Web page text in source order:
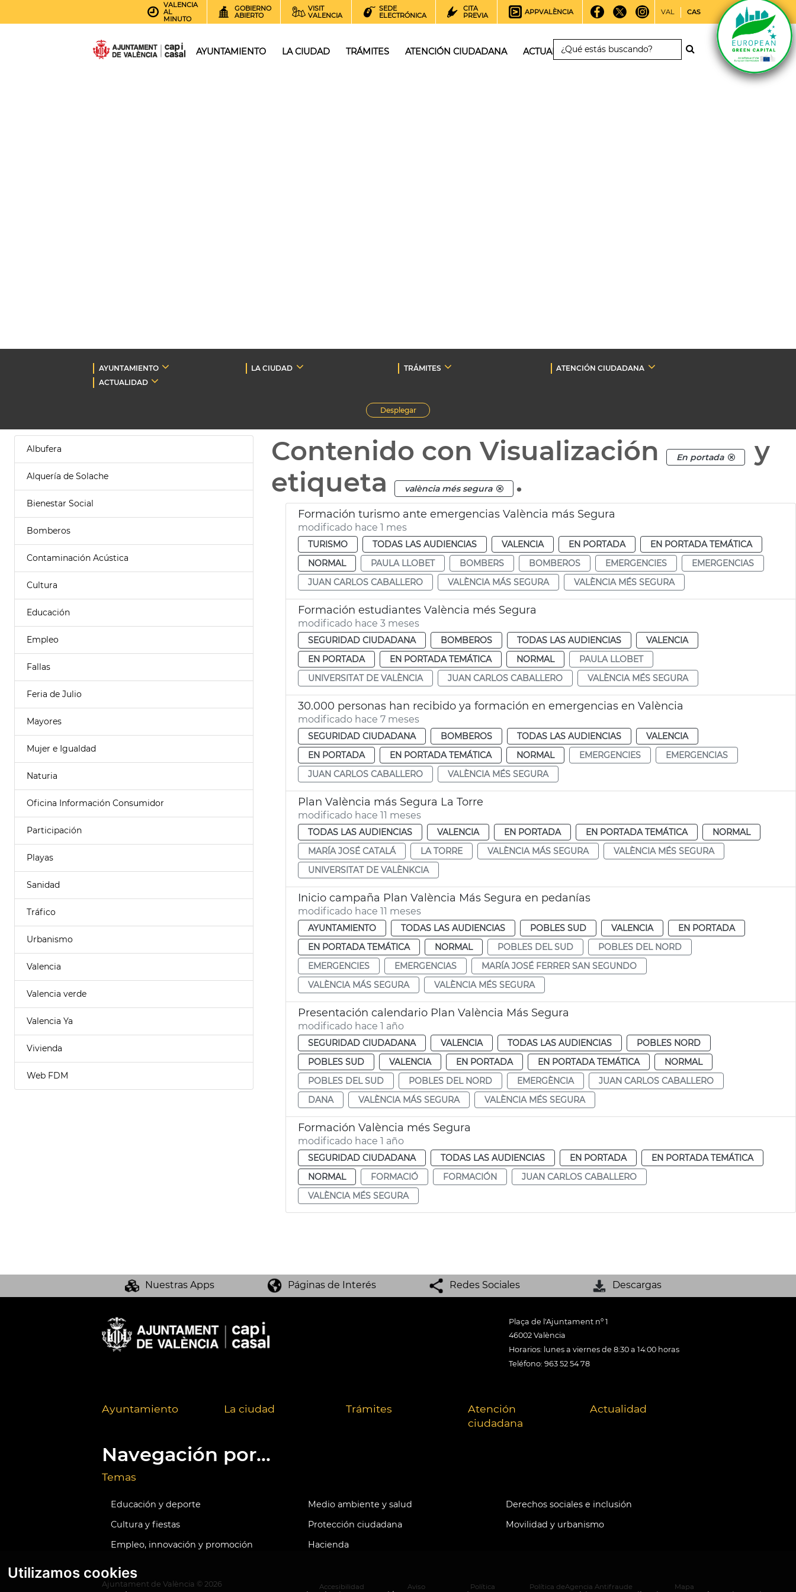
Utilizamos cookies
VALENCIA
AL
MINUTO
GOBIERNO
ABIERTO
VISIT
VALENCIA
SEDE
ELECTRÓNICA
CITA
PREVIA
APPVALÈNCIA VAL CAS
AYUNTAMIENTO LA CIUDAD TRÁMITES ATENCIÓN CIUDADANA ACTUALIDAD
AYUNTAMIENTO LA CIUDAD TRÁMITES
ATENCIÓN CIUDADANA
ACTUALIDAD
Desplegar
Albufera
Alquería de Solache
Bienestar Social
Bomberos
Contaminación Acústica
Cultura
Educación
Empleo
Fallas
Feria de Julio
Mayores
Mujer e Igualdad
Naturia
Oficina Información Consumidor
Participación
Playas
Sanidad
Tráfico
Urbanismo
Valencia
Valencia verde
Valencia Ya
Vivienda
Web FDM
Contenido con Visualización En portada
y
etiqueta
valència més segura .
Formación turismo ante emergencias València más Segura
modificado hace 1 mes
TURISMO TODAS LAS AUDIENCIAS VALENCIA EN PORTADA
EN PORTADA TEMÁTICA
NORMAL
PAULA LLOBET BOMBERS BOMBEROS EMERGENCIES
EMERGENCIAS
JUAN CARLOS CABALLERO
VALÈNCIA MÁS SEGURA VALÈNCIA MÉS SEGURA
Formación estudiantes València més Segura
modificado hace 3 meses
SEGURIDAD CIUDADANA BOMBEROS TODAS LAS AUDIENCIAS
VALENCIA
EN PORTADA
EN PORTADA TEMÁTICA NORMAL
PAULA LLOBET
UNIVERSITAT DE VALÈNCIA
JUAN CARLOS CABALLERO VALÈNCIA MÉS SEGURA
30.000 personas han recibido ya formación en emergencias en València
modificado hace 7 meses
SEGURIDAD CIUDADANA BOMBEROS TODAS LAS AUDIENCIAS
VALENCIA
EN PORTADA
EN PORTADA TEMÁTICA NORMAL EMERGENCIES
EMERGENCIAS
JUAN CARLOS CABALLERO
VALÈNCIA MÉS SEGURA
Plan València más Segura La Torre
modificado hace 11 meses
TODAS LAS AUDIENCIAS VALENCIA EN PORTADA EN PORTADA TEMÁTICA
NORMAL
MARÍA JOSÉ CATALÁ
LA TORRE VALÈNCIA MÁS SEGURA
VALÈNCIA MÉS SEGURA
UNIVERSITAT DE VALÈNKCIA
Inicio campaña Plan València Más Segura en pedanías
modificado hace 11 meses
AYUNTAMIENTO TODAS LAS AUDIENCIAS POBLES SUD VALENCIA
EN PORTADA
EN PORTADA TEMÁTICA
NORMAL POBLES DEL SUD
POBLES DEL NORD
EMERGENCIES
EMERGENCIAS
MARÍA JOSÉ FERRER SAN SEGUNDO
VALÈNCIA MÁS SEGURA
VALÈNCIA MÉS SEGURA
Presentación calendario Plan València Más Segura
modificado hace 1 año
SEGURIDAD CIUDADANA VALENCIA TODAS LAS AUDIENCIAS
POBLES NORD
POBLES SUD
VALENCIA EN PORTADA EN PORTADA TEMÁTICA
NORMAL
POBLES DEL SUD
POBLES DEL NORD EMERGÈNCIA
JUAN CARLOS CABALLERO
DANA
VALÈNCIA MÁS SEGURA VALÈNCIA MÉS SEGURA
Formación València més Segura
modificado hace 1 año
SEGURIDAD CIUDADANA TODAS LAS AUDIENCIAS EN PORTADA
EN PORTADA TEMÁTICA
NORMAL
FORMACIÓ FORMACIÓN
JUAN CARLOS CABALLERO
VALÈNCIA MÉS SEGURA
Nuestras Apps Páginas de Interés Redes Sociales Descargas
Plaça de l'Ajuntament nº 1
46002 València
Horarios: lunes a viernes de 8:30 a 14:00 horas
Teléfono: 963 52 54 78
Ayuntamiento La ciudad Trámites
Atención
ciudadana
Actualidad
Navegación por...
Temas
Educación y deporte Medio ambiente y salud
Derechos sociales e inclusión
Cultura y fiestas
Protección ciudadana
Movilidad y urbanismo
Empleo, innovación y promoción
Hacienda
Ajuntament de València © 2026 Accesibilidad Aviso Política Política deAgencia Antifraude Mapa